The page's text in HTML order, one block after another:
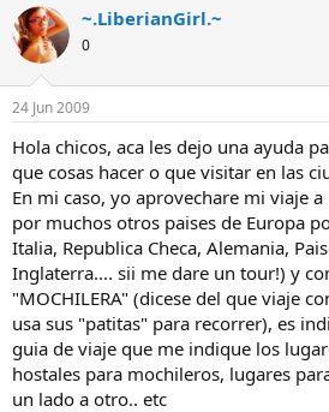
i
c
i
a
d
o
r
e
l
t
e
m
a
c
i
n
c
i
o
~.LiberianGirl.~
0
24 Jun 2009
Hola chicos, aca les dejo una ayuda
que cosas hacer o que visitar en las
En mi caso, yo aprovechare mi viaje
por muchos otros paises de Europa
Italia, Republica Checa, Alemania,
Inglaterra.... sii me dare un tour!) y
"MOCHILERA" (dicese del que viaje
usa sus "patitas" para recorrer), es
guia de viaje que me indique los
hostales para mochileros, lugares
un lado a otro.. etc